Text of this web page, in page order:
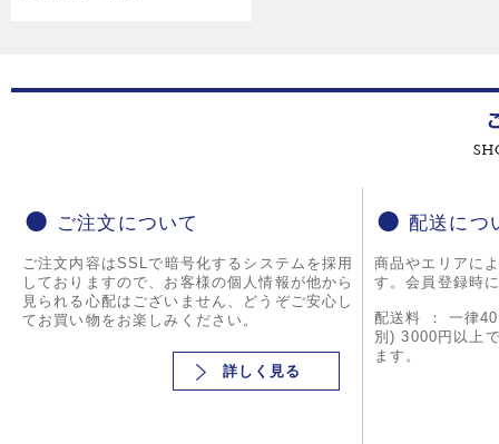
ご注文について
ご注文内容はSSLで暗号化するシステムを採用
しておりますので、お客様の個人情報が他から
見られる心配はございません、どうぞご安心し
てお買い物をお楽しみください。
詳しく見る
配送につ
商品やエリアに
す。会員登録時
配送料 ： 一律
別) 3000円以上
ます。